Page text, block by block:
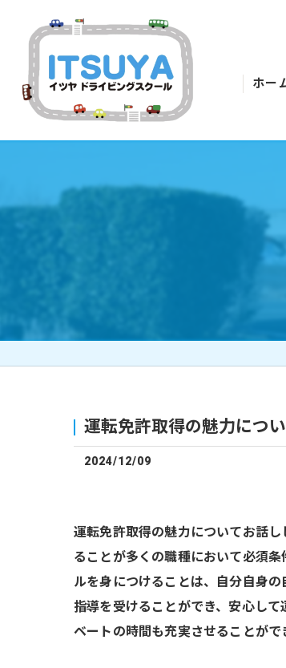
ホー
運転免許取得の魅力につ
2024/12/09
運転免許取得の魅力についてお話
ることが多くの職種において必須
ルを身につけることは、自分自身
指導を受けることができ、安心し
ベートの時間も充実させることがで